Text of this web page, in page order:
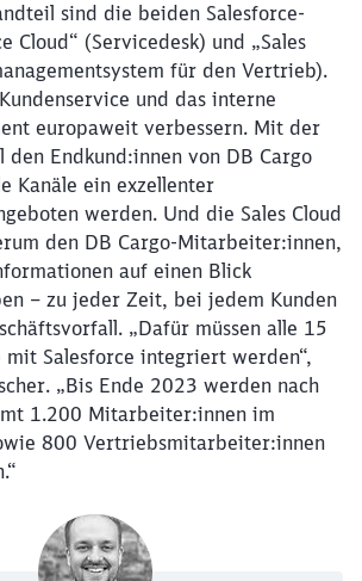
sind die beiden Salesforce-
Cloud“ (Servicedesk) und „Sales
für den Vertrieb).
und das interne
europaweit verbessern. Mit der
den Endkund:innen von DB Cargo
Kanäle ein exzellenter
werden. Und die Sales Cloud
den DB Cargo-Mitarbeiter:innen,
auf einen Blick
– zu jeder Zeit, bei jedem Kunden
„Dafür müssen alle 15
mit Salesforce integriert werden“,
„Bis Ende 2023 werden nach
1.200 Mitarbeiter:innen im
800 Vertriebsmitarbeiter:innen